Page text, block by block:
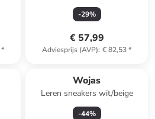
*
-29%
€ 57,99
Adviesprijs (AVP): € 82,53*
Wojas
Leren sneakers wit/beige
-44%